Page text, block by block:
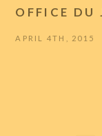
OFFICE DU
APRIL 4TH, 2015